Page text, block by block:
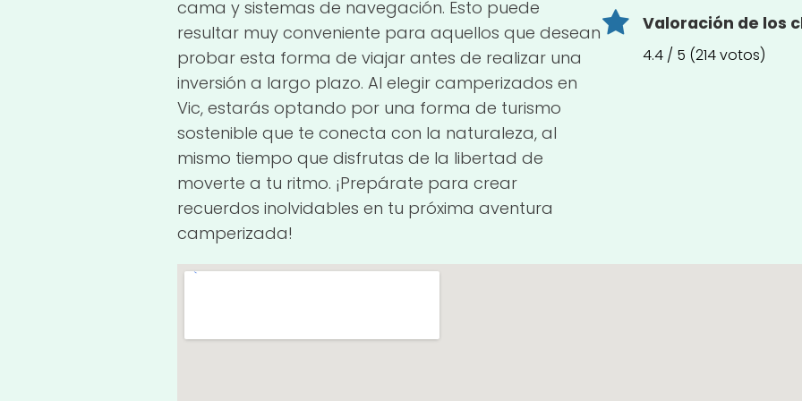
cama y sistemas de navegación. Esto puede
resultar muy conveniente para aquellos que desean
probar esta forma de viajar antes de realizar una
inversión a largo plazo. Al elegir camperizados en
Vic, estarás optando por una forma de turismo
sostenible que te conecta con la naturaleza, al
mismo tiempo que disfrutas de la libertad de
moverte a tu ritmo. ¡Prepárate para crear
recuerdos inolvidables en tu próxima aventura
camperizada!
Valoración de los
4.4 / 5 (214 votos)